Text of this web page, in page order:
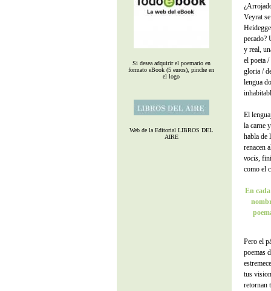
Si desea adquirir el poemario en
formato eBook (5 euros), pinche en
el logo
Web de la Editorial LIBROS DEL
AIRE
Veyrat
pecado?
y real,
el poeta
gloria /
lengua
El
la carne
habla de
renacen
vocis,
como el
En
Pero el
poemas
tus
retornan